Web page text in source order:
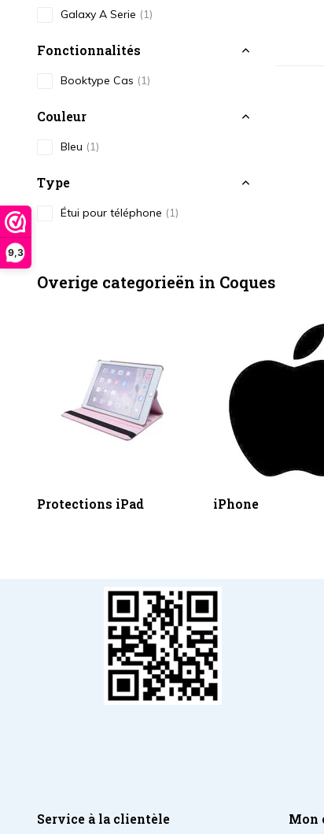
9,3
Galaxy A Serie (1)
Fonctionnalités
Booktype Cas (1)
Couleur
Bleu (1)
Type
Étui pour téléphone (1)
Overige categorieën in Coques
Protections iPad iPhone
Service à la clientèle Mon